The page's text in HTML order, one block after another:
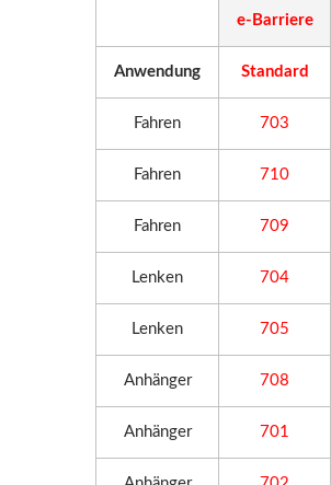
e-Barriere
Anwendung Standard
Fahren 703
Fahren 710
Fahren 709
Lenken 704
Lenken 705
Anhänger 708
Anhänger 701